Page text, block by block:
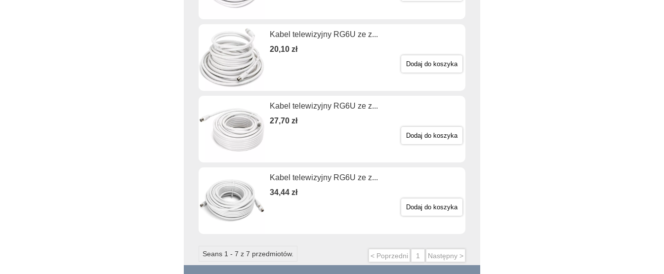
Kabel telewizyjny RG6U ze z...
20,10 zł
Dodaj do koszyka
Kabel telewizyjny RG6U ze z...
27,70 zł
Dodaj do koszyka
Kabel telewizyjny RG6U ze z...
34,44 zł
Dodaj do koszyka
Seans 1 - 7 z 7 przedmiotów. < Poprzedni 1 Następny >